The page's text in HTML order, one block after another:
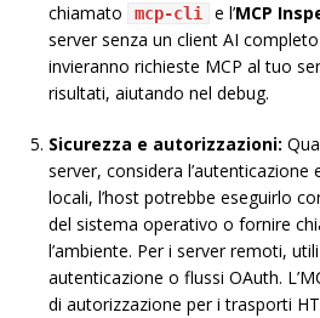
chiamato
mcp-cli e l’MCP
server senza un client AI
invieranno richieste MCP al tuo
risultati, aiutando nel debug.
Sicurezza e autorizzazioni:
server, considera l’autenticazione
locali, l’host potrebbe eseguirlo
del sistema operativo o fornire
l’ambiente. Per i server remoti,
autenticazione o flussi OAuth.
di autorizzazione per i trasporti